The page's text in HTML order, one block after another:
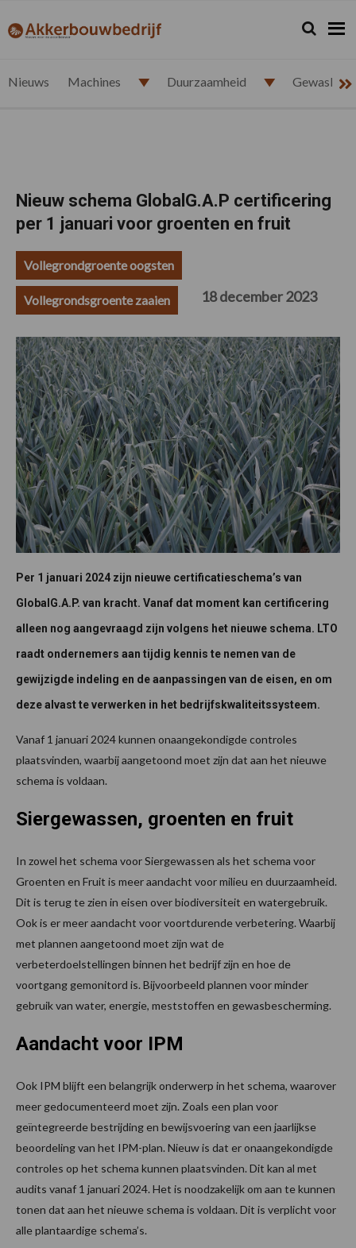
de
de
de
de
akkerbouwbedrijf.nl Zoeken...
Zoek
Nieuws Machines Duurzaamheid
Nieuw schema GlobalG.A.P certificering
per 1 januari voor groenten en fruit
Vollegrondgroente oogsten
Vollegrondsgroente zaaien 18 december 2023
Per 1 januari 2024 zijn nieuwe certificatieschema’s van
GlobalG.A.P. van kracht. Vanaf dat moment kan certificering
alleen nog aangevraagd zijn volgens het nieuwe schema. LTO
raadt ondernemers aan tijdig kennis te nemen van de
gewijzigde indeling en de aanpassingen van de eisen, en om
deze alvast te verwerken in het bedrijfskwaliteitssysteem.
Vanaf 1 januari 2024 kunnen onaangekondigde controles
plaatsvinden, waarbij aangetoond moet zijn dat aan het nieuwe
schema is voldaan.
Siergewassen, groenten en fruit
In zowel het schema voor Siergewassen als het schema voor
Groenten en Fruit is meer aandacht voor milieu en duurzaamheid.
Dit is terug te zien in eisen over biodiversiteit en watergebruik.
Ook is er meer aandacht voor voortdurende verbetering. Waarbij
met plannen aangetoond moet zijn wat de
verbeterdoelstellingen binnen het bedrijf zijn en hoe de
voortgang gemonitord is. Bijvoorbeeld plannen voor minder
gebruik van water, energie, meststoffen en gewasbescherming.
Aandacht voor IPM
Ook IPM blijft een belangrijk onderwerp in het schema, waarover
meer gedocumenteerd moet zijn. Zoals een plan voor
geïntegreerde bestrijding en bewijsvoering van een jaarlijkse
beoordeling van het IPM-plan. Nieuw is dat er onaangekondigde
controles op het schema kunnen plaatsvinden. Dit kan al met
audits vanaf 1 januari 2024. Het is noodzakelijk om aan te kunnen
tonen dat aan het nieuwe schema is voldaan. Dit is verplicht voor
alle plantaardige schema’s.